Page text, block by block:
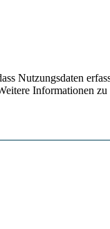
Nutzungsdaten
Informationen